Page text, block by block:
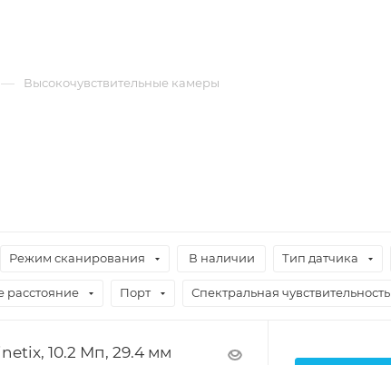
— Высокочувствительные камеры
Режим сканирования В наличии Тип датчика
расстояние Порт Спектральная чувствительность
10.2 Мп, 29.4 мм